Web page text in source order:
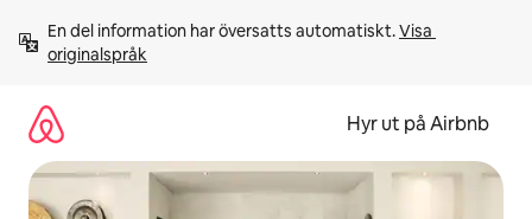
innehåll
En del information har översatts automatiskt. Visa
originalspråk
Hyr ut på Airbnb